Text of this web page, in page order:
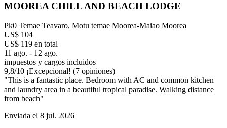
MOOREA CHILL AND BEACH LODGE
Pk0 Temae Teavaro, Motu temae Moorea-Maiao Moorea
US$ 104
US$ 119 en total
11 ago. - 12 ago.
impuestos y cargos incluidos
9,8/10 ¡Excepcional! (7 opiniones)
"This is a fantastic place. Bedroom with AC and common kitchen
and laundry area in a beautiful tropical paradise. Walking distance
from beach"
Enviada el 8 jul. 2026